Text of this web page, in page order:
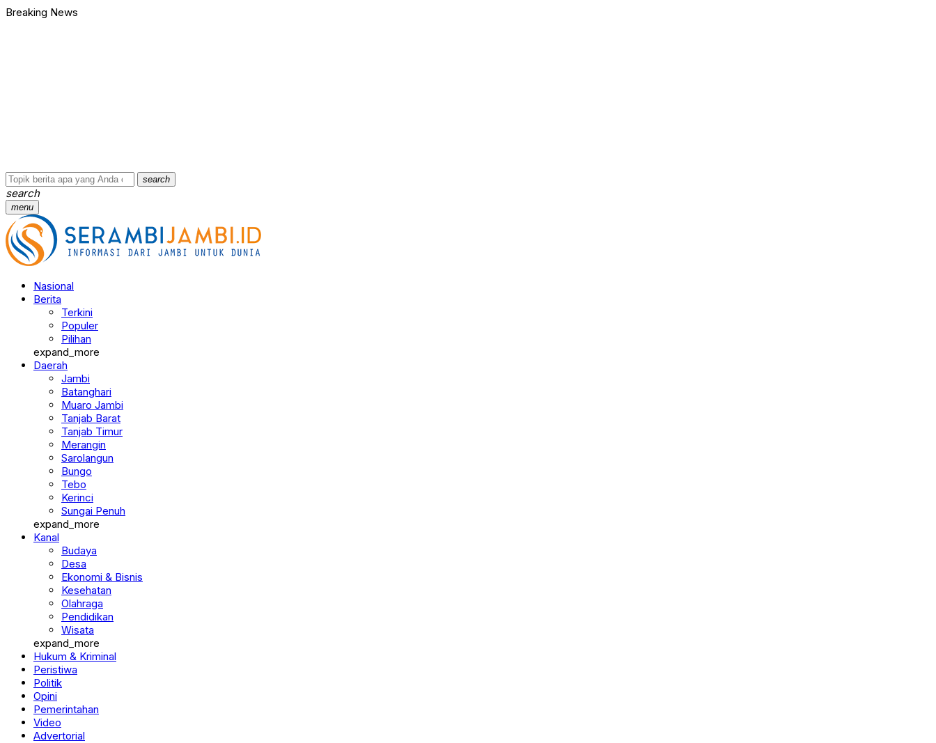
Breaking News
search
search
menu
Nasional
Berita
Terkini
Populer
Pilihan
expand_more
Daerah
Jambi
Batanghari
Muaro Jambi
Tanjab Barat
Tanjab Timur
Merangin
Sarolangun
Bungo
Tebo
Kerinci
Sungai Penuh
expand_more
Kanal
Budaya
Desa
Ekonomi & Bisnis
Kesehatan
Olahraga
Pendidikan
Wisata
expand_more
Hukum & Kriminal
Peristiwa
Politik
Opini
Pemerintahan
Video
Advertorial